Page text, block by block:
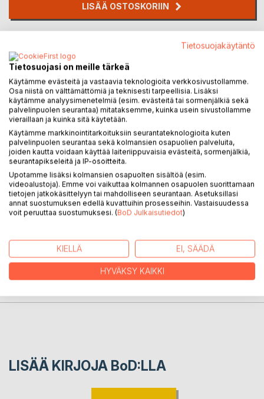
LISÄÄ OSTOSKORIIN
Arvostele tuote
KUVAUS
Kolmannessa teoksessaan Maailma palaa Aulis Antamaa
runoilee kirpeän aforistisia huomioita maailmastamme.
LEHDISTÖARVOSTELUT
LISÄÄ KIRJOJA BoD:LLA
Tietosuojakäytäntö
Tietosuojasi on meille tärkeä
Käytämme evästeitä ja vastaavia teknologioita verkkosivustollamme.
Osa niistä on välttämättömiä ja teknisesti tarpeellisia. Lisäksi
käytämme analyysimenetelmiä (esim. evästeitä tai sormenjälkiä sekä
palvelinpuolen seurantaa) mitataksemme, kuinka usein sivustollamme
vieraillaan ja kuinka sitä käytetään.
Käytämme markkinointitarkoituksiin seurantateknologioita kuten
palvelinpuolen seurantaa sekä kolmansien osapuolien palveluita,
joiden kautta voidaan käyttää laiteriippuvaisia evästeitä, sormenjälkiä,
seurantapikseleitä ja IP-osoitteita.
Upotamme lisäksi kolmansien osapuolten sisältöä (esim.
videoalustoja). Emme voi vaikuttaa kolmannen osapuolen suorittamaan
tietojen jatkokäsittelyyn tai mahdolliseen seurantaan. Asetuksillasi
annat suostumuksen edellä kuvattuihin prosesseihin. Vastaisuudessa
voit peruuttaa suostumuksesi. (BoD Julkaisutiedot)
KIELLÄ EI, SÄÄDÄ
HYVÄKSY KAIKKI